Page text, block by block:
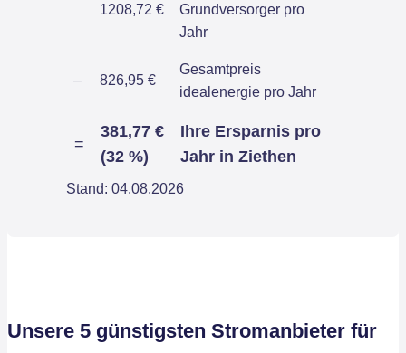
1208,72 €
Grundversorger pro
Jahr
– 826,95 €
Gesamtpreis
idealenergie pro Jahr
=
381,77 €
(32 %)
Ihre Ersparnis pro
Jahr in Ziethen
Stand: 04.08.2026
Unsere 5 günstigsten Stromanbieter für